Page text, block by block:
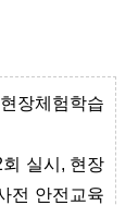
장체험학습
실시, 현장
전 안전교육